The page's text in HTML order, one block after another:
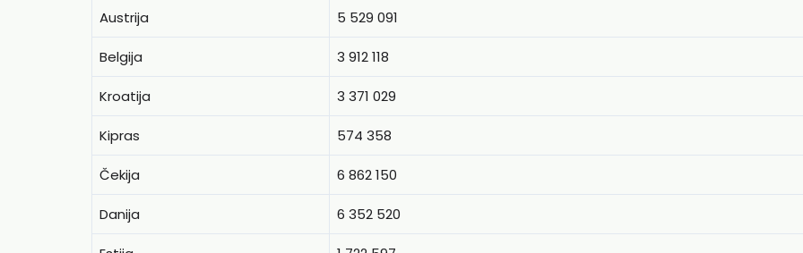
Austrija 5 529 091
Belgija 3 912 118
Kroatija 3 371 029
Kipras 574 358
Čekija 6 862 150
Danija 6 352 520